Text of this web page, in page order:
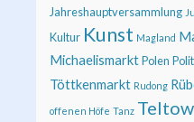
Jahreshauptversammlung
Kultur Kunst Magland
MichaelismarktPolen
Töttkenmarkt Rudong
offenen Höfe Tanz Teltow